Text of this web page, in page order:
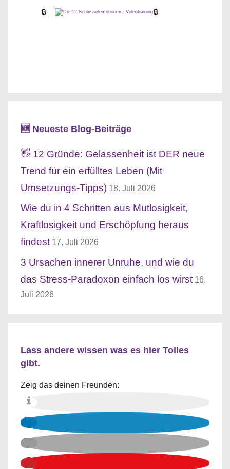
🔒 🔒
🆕 Neueste Blog-Beiträge
👋 12 Gründe: Gelassenheit ist DER neue
Trend für ein erfülltes Leben (Mit
Umsetzungs-Tipps) 18. Juli 2026
Wie du in 4 Schritten aus Mutlosigkeit,
Kraftlosigkeit und Erschöpfung heraus
findest 17. Juli 2026
3 Ursachen innerer Unruhe, und wie du
das Stress-Paradoxon einfach los wirst 16.
Juli 2026
Lass andere wissen was es hier Tolles
gibt.
Zeig das deinen Freunden: